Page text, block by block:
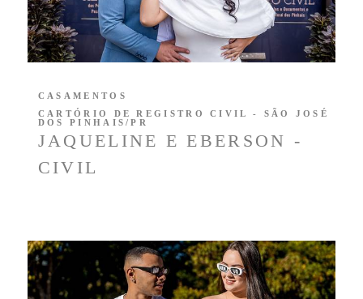
JAQUELINE E EBERSON -
CIVIL
CASAMENTOS
CARTÓRIO DE REGISTRO CIVIL - SÃO JOSÉ
DOS PINHAIS/PR